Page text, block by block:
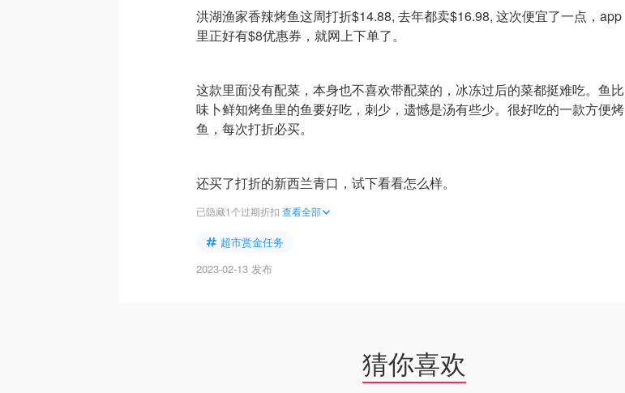
洪湖渔家香辣烤鱼这周打折$14.88, 去年都卖$16.98, 这次便宜了一点，app
里正好有$8优惠券，就网上下单了。
这款里面没有配菜，本身也不喜欢带配菜的，冰冻过后的菜都挺难吃。鱼比
味卜鲜知烤鱼里的鱼要好吃，刺少，遗憾是汤有些少。很好吃的一款方便烤
鱼，每次打折必买。
还买了打折的新西兰青口，试下看看怎么样。
已隐藏1个过期折扣 查看全部
超市赏金任务
2023-02-13 发布
猜你喜欢